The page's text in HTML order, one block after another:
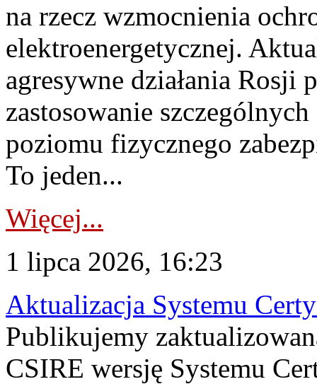
na rzecz wzmocnienia
elektroenergetycznej.
agresywne działania Rosji
zastosowanie
poziomu fizycznego
To jeden...
Więcej...
1 lipca 2026, 16:23
Aktualizacja Systemu
Publikujemy
CSIRE wersję Systemu